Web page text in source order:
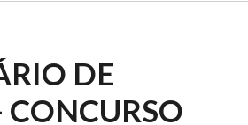
DE
CONCURSO